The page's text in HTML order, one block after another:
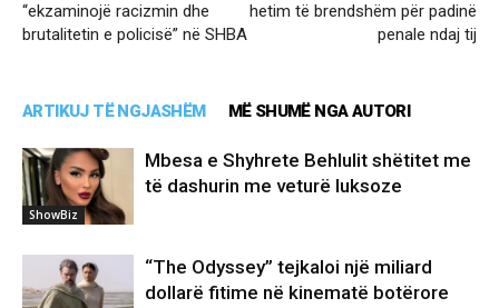
“ekzaminojë racizmin dhe
brutalitetin e policisë” në SHBA
hetim të brendshëm për padinë
penale ndaj tij
ARTIKUJ TË NGJASHËM MË SHUMË NGA AUTORI
ShowBiz
Mbesa e Shyhrete Behlulit shëtitet me
të dashurin me veturë luksoze
“The Odyssey” tejkaloi një miliard
dollarë fitime në kinematë botërore